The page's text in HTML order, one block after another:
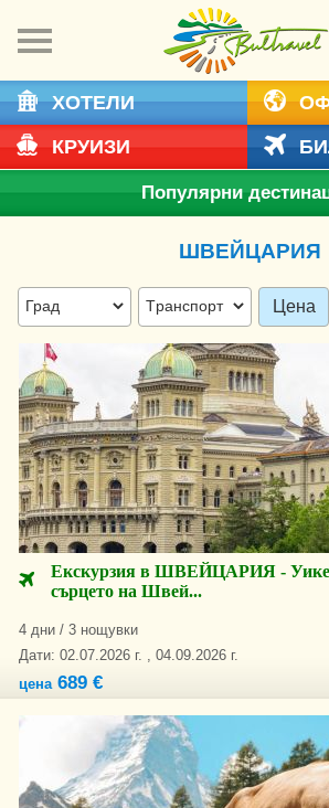
ХОТЕЛИ
КРУИЗИ
Популярни
ШВЕЙЦАРИЯ
Цена
Екскурзия в ШВЕЙЦАРИЯ -
сърцето на Швей...
4 дни / 3 нощувки
Дати: 02.07.2026 г. , 04.09.2026 г.
цена689 €